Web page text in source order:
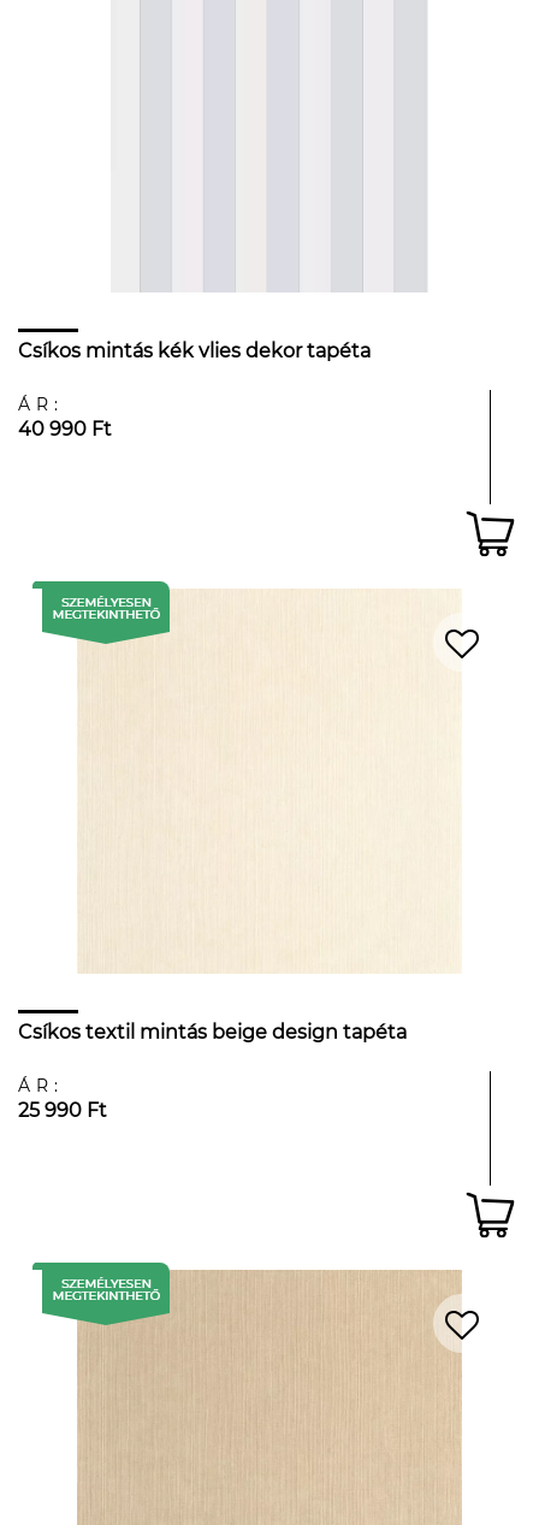
Csíkos mintás kék vlies dekor tapéta
ÁR:
40 990 Ft
Csíkos textil mintás beige design tapéta
ÁR:
25 990 Ft